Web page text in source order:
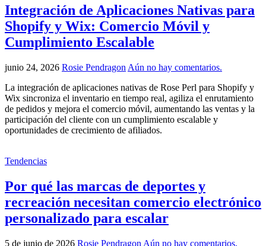
Integración de Aplicaciones Nativas para
Shopify y Wix: Comercio Móvil y
Cumplimiento Escalable
junio 24, 2026 Rosie Pendragon Aún no hay comentarios.
La integración de aplicaciones nativas de Rose Perl para Shopify y
Wix sincroniza el inventario en tiempo real, agiliza el enrutamiento
de pedidos y mejora el comercio móvil, aumentando las ventas y la
participación del cliente con un cumplimiento escalable y
oportunidades de crecimiento de afiliados.
Tendencias
Por qué las marcas de deportes y
recreación necesitan comercio electrónico
personalizado para escalar
5 de junio de 2026 Rosie Pendragon Aún no hay comentarios.